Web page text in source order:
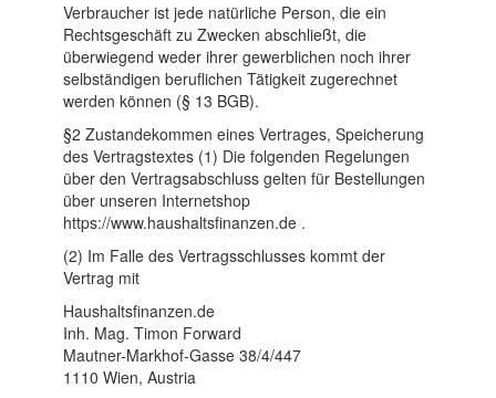
Verbraucher ist jede natürliche Person, die ein
Rechtsgeschäft zu Zwecken abschließt, die
überwiegend weder ihrer gewerblichen noch ihrer
selbständigen beruflichen Tätigkeit zugerechnet
werden können (§ 13 BGB).
§2 Zustandekommen eines Vertrages, Speicherung
des Vertragstextes (1) Die folgenden Regelungen
über den Vertragsabschluss gelten für Bestellungen
über unseren Internetshop
https://www.haushaltsfinanzen.de .
(2) Im Falle des Vertragsschlusses kommt der
Vertrag mit
Haushaltsfinanzen.de
Inh. Mag. Timon Forward
Mautner-Markhof-Gasse 38/4/447
1110 Wien, Austria